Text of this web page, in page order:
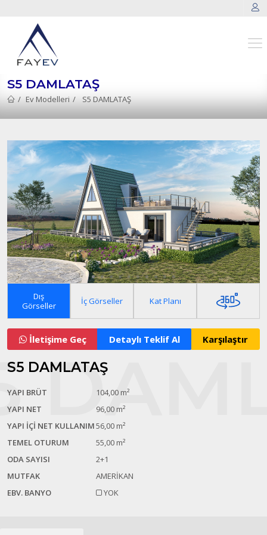
S5 DAMLATAŞ
Ev Modelleri S5 DAMLATAŞ
S5 DAMLATAŞ
YAPI BRÜT
104,00 m²
YAPI NET
96,00 m²
YAPI İÇİ NET KULLANIM56,00 m²
TEMEL OTURUM
55,00 m²
ODA SAYISI
2+1
MUTFAK
AMERİKAN
EBV. BANYO
YOK
Dış
Görseller
İç Görseller Kat Planı
İletişime Geç Detaylı Teklif Al